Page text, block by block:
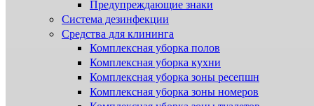
Предупреждающие знаки
Система дезинфекции
Cредства для клининга
Комплексная уборка полов
Комплексная уборка кухни
Комплексная уборка зоны ресепшн
Комплексная уборка зоны номеров